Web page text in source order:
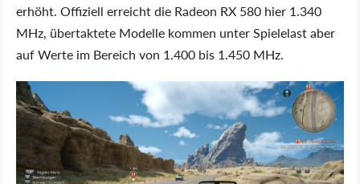
erhöht. Offiziell erreicht die Radeon RX 580 hier 1.340
MHz, übertaktete Modelle kommen unter Spielelast aber
auf Werte im Bereich von 1.400 bis 1.450 MHz.